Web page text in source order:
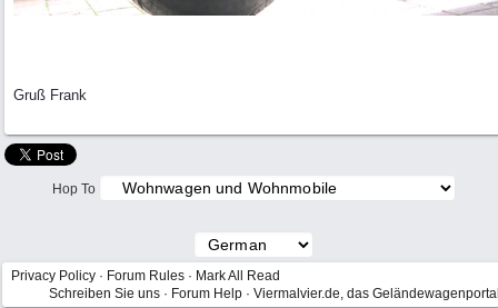
Gruß Frank
Hop To
Privacy Policy · Forum Rules · Mark All Read
Schreiben Sie uns · Forum Help · Viermalvier.de, das